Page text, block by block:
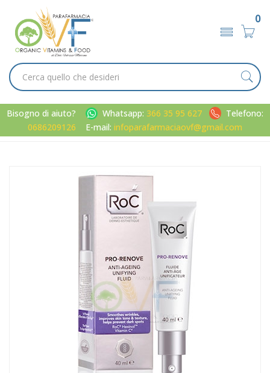
0
Bisogno di aiuto? Whatsapp: 366 35 95 627
Telefono:
0686209126
E-mail: infoparafarmaciaovf@gmail.com
Normali e Miste 40 ml